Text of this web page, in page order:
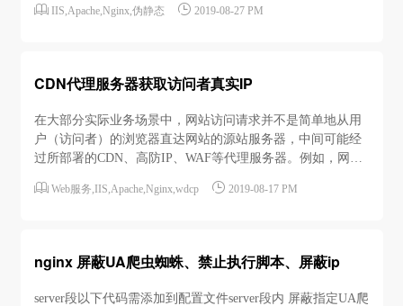
<matc...
 IIS Apache, Nginx 伪静态  2019-08-27 PM
CDN代理服务器获取访问者真实IP
在大部分实际业务场景中，网站访问请求并不是简单地从用
户（访问者）的浏览器直达网站的源站服务器，中间可能经
过所部署的CDN、高防IP、WAF等代理服务器。例如，网站
服务器。这种情况下，访问请求在经过多层加速或代理转发
 Web服务 IIS Apache, Nginx wdcp  2019-08-17 PM
nginx 屏蔽UA爬虫蜘蛛、禁止执行脚本、屏蔽ip
server段以下代码需添加到配置文件server段内 屏蔽指定UA爬